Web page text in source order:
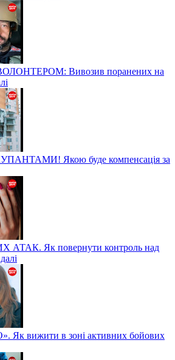
Вивозив поранених на
Якою буде компенсація за
Як повернути контроль над
вижити в зоні активних бойових